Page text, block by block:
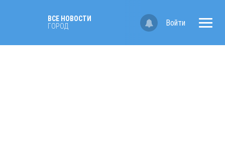
ВСЕ НОВОСТИ
ГОРОД
Войти